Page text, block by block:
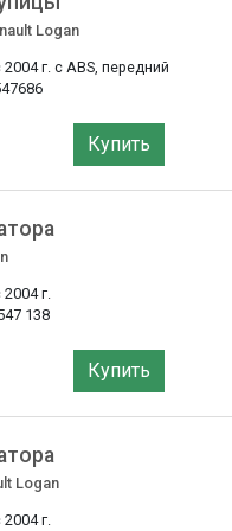
Logan
г. с ABS, передний
Купить
г.
138
Купить
Logan
г.